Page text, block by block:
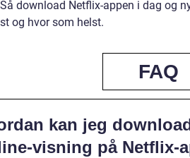
download Netflix-appen i dag og
og hvor som helst.
FAQ
kan jeg
visning på Netflix-